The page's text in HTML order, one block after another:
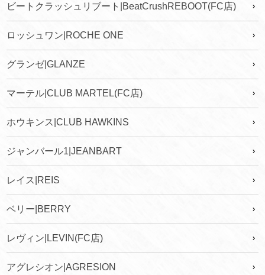
ビートクラッシュリブート|BeatCrushREBOOT(FC店)
ロッシュワン|ROCHE ONE
グランゼ|GLANZE
マーテル|CLUB MARTEL(FC店)
ホウキンス|CLUB HAWKINS
ジャンバール1|JEANBART
レイス|REIS
ベリー|BERRY
レヴィン|LEVIN(FC店)
アグレシオン|AGRESION